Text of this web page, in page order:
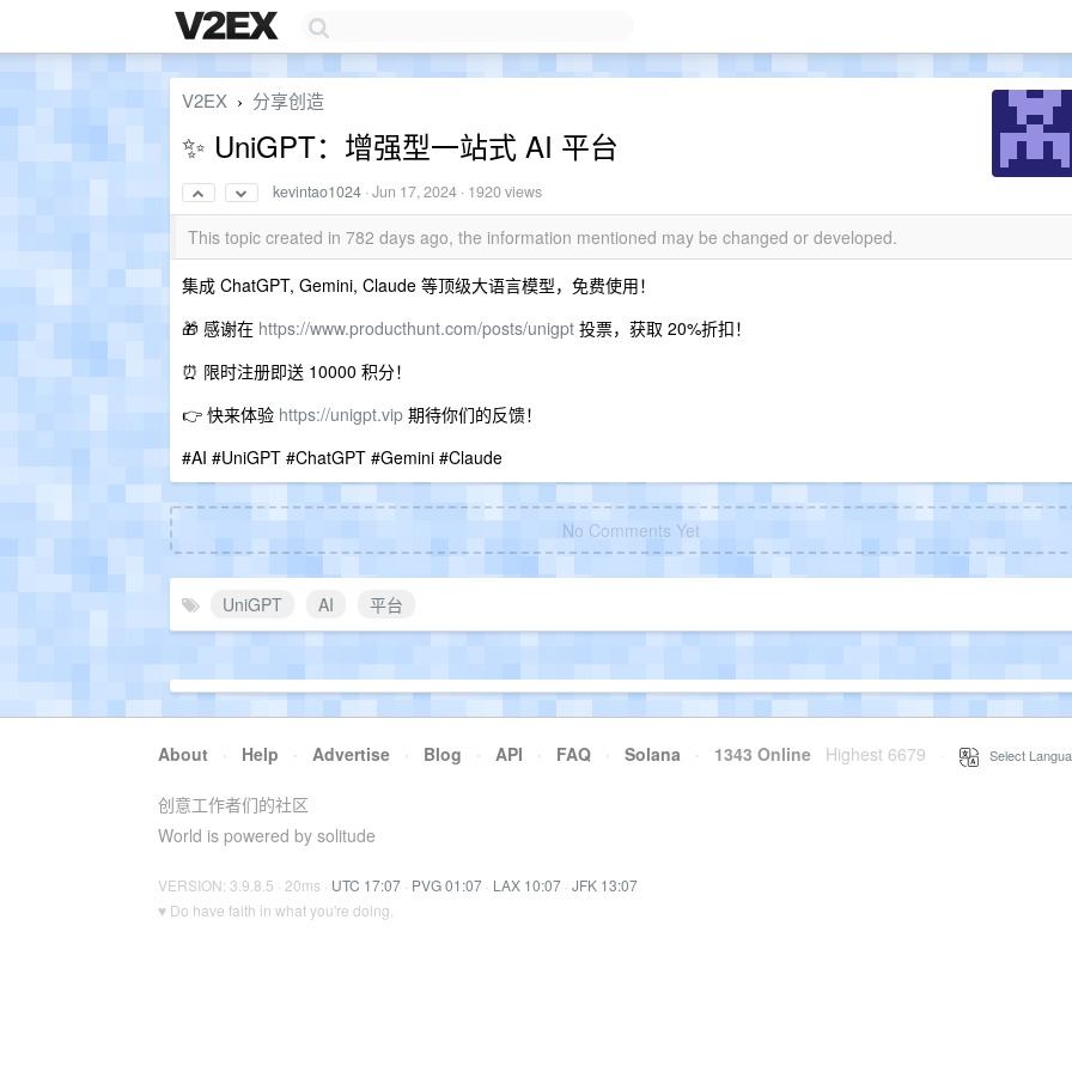
V2EX › 分享创造
✨ UniGPT：增强型一站式 AI 平台
kevintao1024 ·Jun 17, 2024 · 1920 views
This topic created in 782 days ago, the information mentioned may be changed or developed.
集成 ChatGPT, Gemini, Claude 等顶级大语言模型，免费使用！
🎁 感谢在 https://www.producthunt.com/posts/unigpt 投票，获取 20%折扣！
⏰ 限时注册即送 10000 积分！
👉 快来体验 https://unigpt.vip 期待你们的反馈！
#AI #UniGPT #ChatGPT #Gemini #Claude
No Comments Yet
UniGPT AI 平台
About · Help · Advertise · Blog · API · FAQ · Solana · 1343 Online Highest 6679 Select
创意工作者们的社区
World is powered by solitude
VERSION: 3.9.8.5 · 20ms · UTC 17:07 · PVG 01:07 · LAX 10:07 · JFK 13:07
♥ Do have faith in what you're doing.